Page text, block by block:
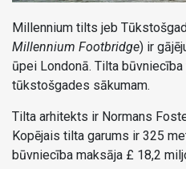
Millennium tilts jeb
Millennium Footbridge) ir
ūpei Londonā. Tilta
tūkstošgades sākumam.
Tilta arhitekts ir Normans
Kopējais tilta garums ir 325
būvniecība maksāja £ 18,2